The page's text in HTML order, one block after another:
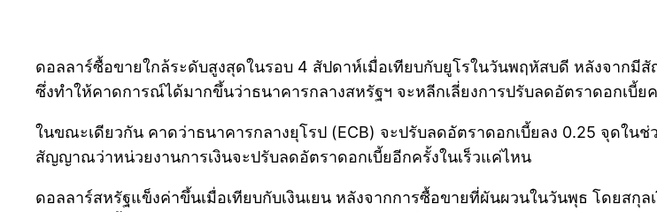
ดอลลาร์ซื้อขายใกล้ระดับสูงสุดในรอบ 4 สัปดาห์เมื่อเทียบกับยูโรในวันพฤหัสบดี หลังจาก
ซึ่งทำให้คาดการณ์ได้มากขึ้นว่าธนาคารกลางสหรัฐฯ จะหลีกเลี่ยงการปรับลดอัตราดอกเบี้
ในขณะเดียวกัน คาดว่าธนาคารกลางยุโรป (ECB) จะปรับลดอัตราดอกเบี้ยลง 0.25 จุดใน
สัญญาณว่าหน่วยงานการเงินจะปรับลดอัตราดอกเบี้ยอีกครั้งในเร็วแค่ไหน
ดอลลาร์สหรัฐแข็งค่าขึ้นเมื่อเทียบกับเงินเยน หลังจากการซื้อขายที่ผันผวนในวันพุธ โดยสกุ